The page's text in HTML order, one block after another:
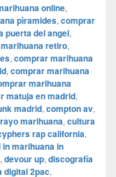
online,
pìramides, comprar
puerta del angel,
retiro,
, comprar marihuana
, comprar marihuana
marihuana
matuja en madrid,
madrid, compton av,
marihuana, cultura
rap california,
marihuana in
, devour up, discografía
digital 2pac,